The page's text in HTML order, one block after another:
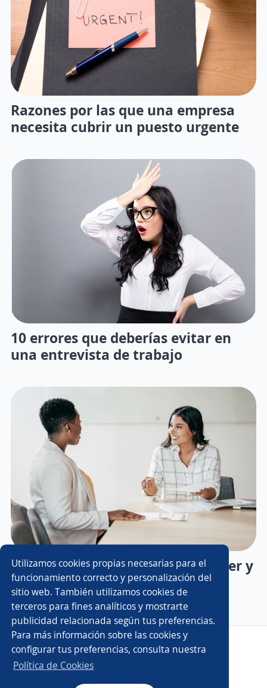
Utilizamos cookies propias necesarias para el
funcionamiento correcto y personalización del
sitio web. También utilizamos cookies de
terceros para fines analíticos y mostrarte
publicidad relacionada según tus preferencias.
Para más información sobre las cookies y
configurar tus preferencias, consulta nuestra
Política de Cookies
Razones por las que una empresa
necesita cubrir un puesto urgente
10 errores que deberías evitar en
una entrevista de trabajo
Tipos de entrevista: Cómo conocer y
prepararte para cada modalidad
Copyright 2014 - 2026 DGNET LTD.
Aviso legal / Privacidad